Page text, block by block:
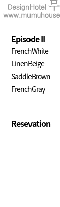
Episode II
FrenchWhite
LinenBeige
SaddleBrown
FrenchGray
Resevation